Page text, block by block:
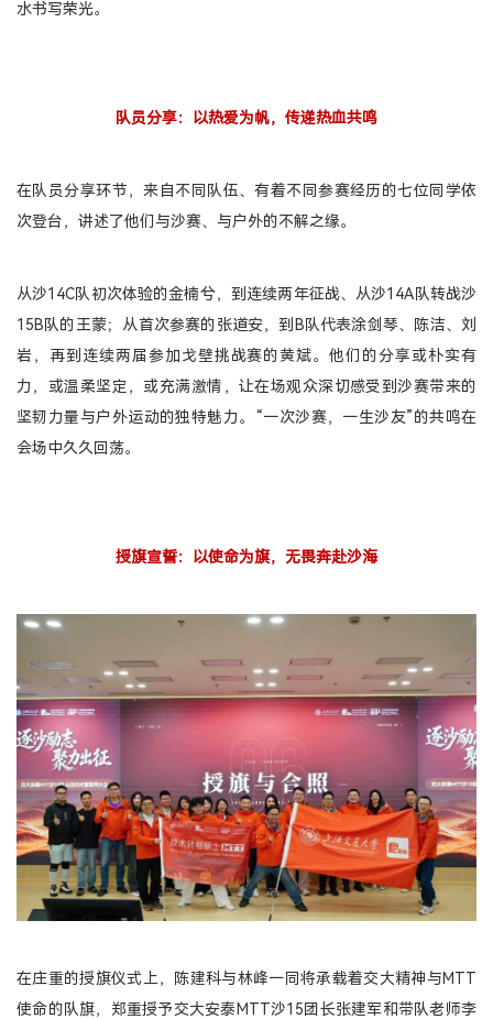
水书写荣光。
队员分享：以热爱为帆，传递热血共鸣
在队员分享环节，来自不同队伍、有着不同参赛经历的七位同学依
次登台，讲述了他们与沙赛、与户外的不解之缘。
从沙14C队初次体验的金楠兮，到连续两年征战、从沙14A队转战沙
15B队的王蒙；从首次参赛的张道安，到B队代表涂剑琴、陈洁、刘
岩，再到连续两届参加戈壁挑战赛的黄斌。他们的分享或朴实有
力，或温柔坚定，或充满激情，让在场观众深切感受到沙赛带来的
坚韧力量与户外运动的独特魅力。“一次沙赛，一生沙友”的共鸣在
会场中久久回荡。
授旗宣誓：以使命为旗，无畏奔赴沙海
在庄重的授旗仪式上，陈建科与林峰一同将承载着交大精神与MTT
使命的队旗，郑重授予交大安泰MTT沙15团长张建军和带队老师李